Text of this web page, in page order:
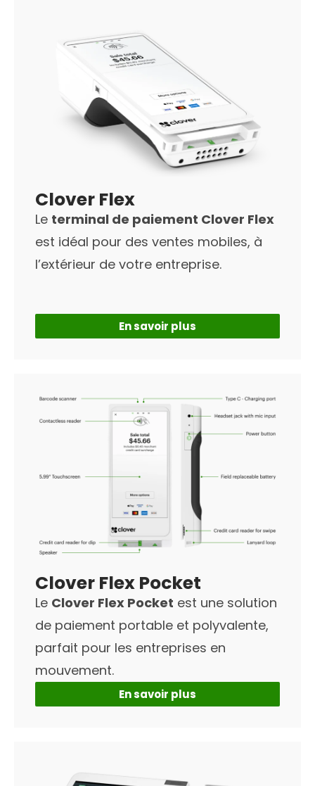
Clover Flex
Le terminal de paiement Clover Flex
est idéal pour des ventes mobiles, à
l’extérieur de votre entreprise.
En savoir plus
Clover Flex Pocket
Le Clover Flex Pocket est une solution
de paiement portable et polyvalente,
parfait pour les entreprises en
mouvement.
En savoir plus